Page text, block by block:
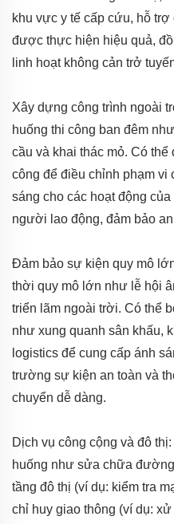
khu vực y tế cấp cứu, hỗ
được thực hiện hiệu quả,
linh hoạt không cản trở
Xây dựng công trình ngoài
huống thi công ban đêm
cầu và khai thác mỏ. Có
công để điều chỉnh phạm vi
sáng cho các hoạt động
người lao động, đảm bảo
Đảm bảo sự kiện quy mô
thời quy mô lớn như lễ hội
triển lãm ngoài trời. Có thể
như xung quanh sân khấu,
logistics để cung cấp ánh
trường sự kiện an toàn và
chuyển dễ dàng.
Dịch vụ công cộng và đô
huống như sửa chữa
tầng đô thị (ví dụ: kiểm tra
chỉ huy giao thông (ví dụ: